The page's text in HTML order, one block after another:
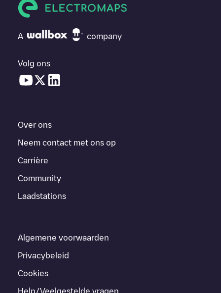
A company
Volg ons
Over ons
Neem contact met ons op
Carrière
Community
Laadstations
Algemene voorwaarden
Privacybeleid
Cookies
Help/Veelgestelde vragen